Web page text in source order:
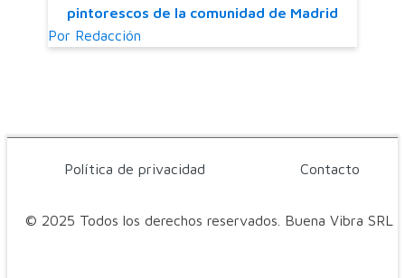
pintorescos de la comunidad de Madrid
Por Redacción
© 2025 Todos los derechos reservados. Buena Vibra SRL
Política de privacidad Contacto